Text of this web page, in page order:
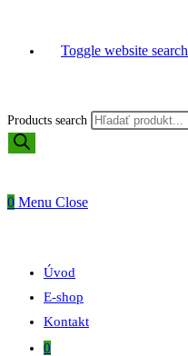
Toggle website search
Products search
0 Menu Close
Úvod
E-shop
Kontakt
0